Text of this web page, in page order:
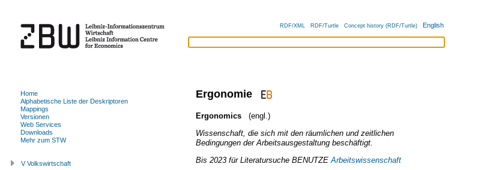
RDF/XML RDF/Turtle Concept history (RDF/Turtle) English
Ergonomie
Ergonomics
(engl.)
Wissenschaft, die sich mit den räumlichen und zeitlichen
Bedingungen der Arbeitsausgestaltung beschäftigt.
Bis 2023 für LiteratursucheBENUTZE Arbeitswissenschaft
Home
Alphabetische Liste der Deskriptoren
Mappings
Versionen
Web Services
Downloads
Mehr zum STW
V Volkswirtschaft